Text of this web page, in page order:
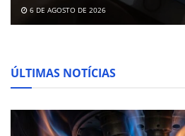
6 DE AGOSTO DE 2026
ÚLTIMAS NOTÍCIAS